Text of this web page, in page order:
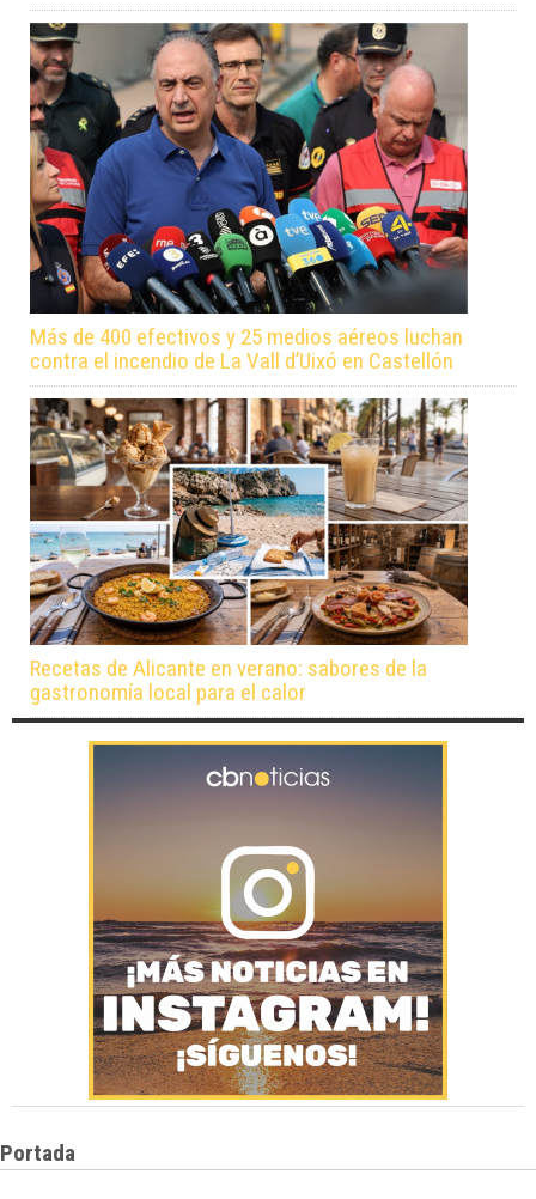
Más de 400 efectivos y 25 medios aéreos luchan
contra el incendio de La Vall d’Uixó en Castellón
Recetas de Alicante en verano: sabores de la
gastronomía local para el calor
Portada